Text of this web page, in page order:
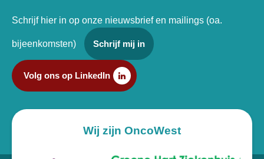
Schrijf hier in op onze nieuwsbrief en mailings (oa.
bijeenkomsten) Schrijf mij in
Volg ons op LinkedIn
Wij zijn OncoWest